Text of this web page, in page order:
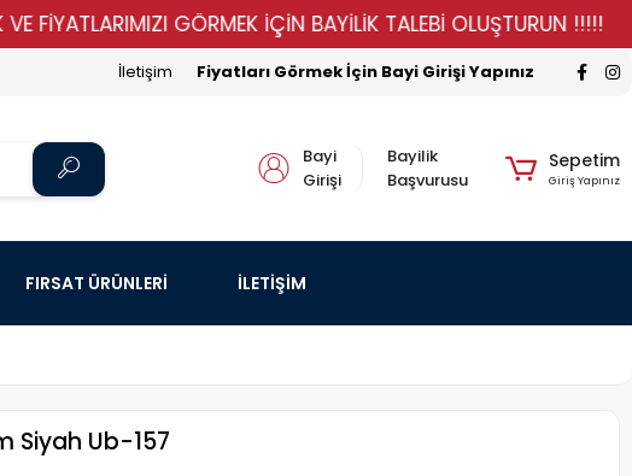
GÖRMEK İÇİN BAYİLİK TALEBİ OLUŞTURUN !!!!!
Fiyatları Görmek İçin Bayi Girişi Yapınız
İletişim
Bayi
Girişi
Bayilik
Başvurusu
Sepetim
Giriş Yapınız
FIRSAT ÜRÜNLERİ İLETİŞİM
Siyah Ub-157